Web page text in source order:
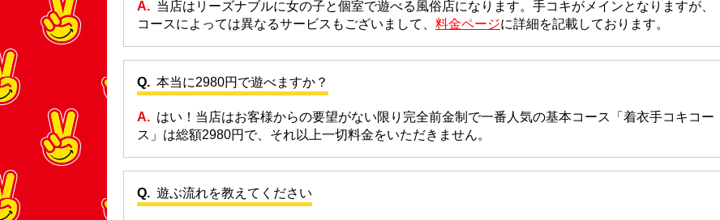
当店はリーズナブルに女の子と個室で遊べる風俗店になります。手コキがメインとなりますが、
コースによっては異なるサービスもございまして、 料金ページに詳細を記載しております。
本当に2980円で遊べますか？
はい！当店はお客様からの要望がない限り完全前金制で一番人気の基本コース「着衣手コキコー
ス」は総額2980円で、それ以上一切料金をいただきません。
遊ぶ流れを教えてください